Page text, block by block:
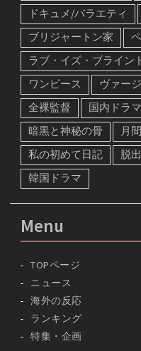
ドキュメ/バラエティ
ブリジャートン家
ラブ・イズ・ブライン
ワンピース
ヴァー
全裸監督
国内ドラマ
暗黒と神秘の骨
月
私の初めて日記
脱
韓国ドラマ
Menu
TOPページ
ニュース
海外の反応
ランキング
特集・企画